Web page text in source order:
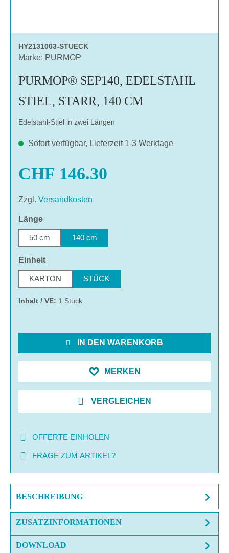
HY2131003-STUECK
Marke: PURMOP
PURMOP® SEP140, EDELSTAHL
STIEL, STARR, 140 CM
Edelstahl-Stiel in zwei Längen
Sofort verfügbar, Lieferzeit 1-3 Werktage
CHF 146.30
Zzgl. Versandkosten
Längeauswählen
50 cm 140 cm
Einheitauswählen
KARTON STÜCK
Inhalt / VE: 1 Stück
IN DEN WARENKORB
MERKEN
VERGLEICHEN
OFFERTE EINHOLEN
FRAGE ZUM ARTIKEL?
BESCHREIBUNG
ZUSATZINFORMATIONEN
DOWNLOAD